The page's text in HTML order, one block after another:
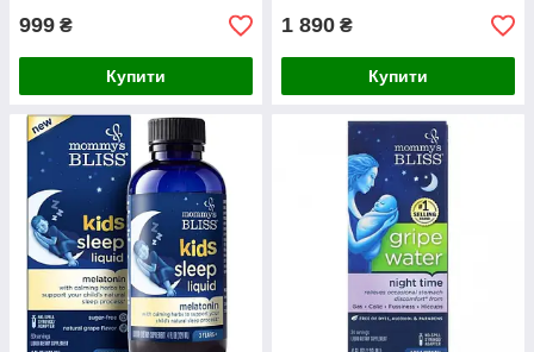
999 ₴
Купити
1 890 ₴
Купити